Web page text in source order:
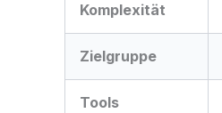
Komplexität
Zielgruppe
Tools